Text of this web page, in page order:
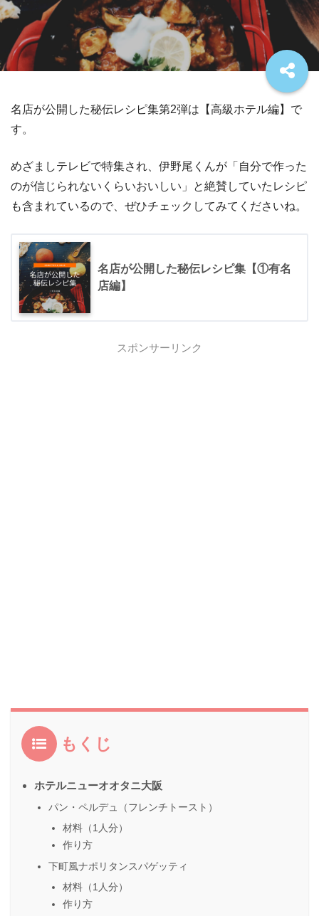
名店が公開した秘伝レシピ集第2弾は【高級ホテル編】で
す。
めざましテレビで特集され、伊野尾くんが「自分で作った
のが信じられないくらいおいしい」と絶賛していたレシピ
も含まれているので、ぜひチェックしてみてくださいね。
名店が公開した秘伝レシピ集【①有名
店編】
スポンサーリンク
もくじ
ホテルニューオオタニ大阪
パン・ペルデュ（フレンチトースト）
材料（1人分）
作り方
下町風ナポリタンスパゲッティ
材料（1人分）
作り方